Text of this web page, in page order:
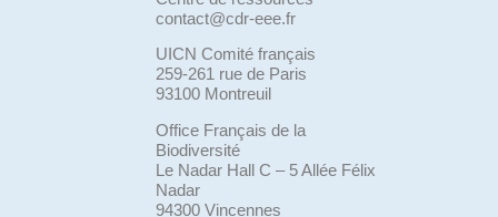
contact@cdr-eee.fr
UICN Comité français
259-261 rue de Paris
93100 Montreuil
Office Français de la
Biodiversité
Le Nadar Hall C – 5 Allée Félix
Nadar
94300 Vincennes